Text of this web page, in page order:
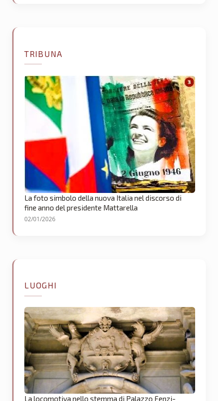
TRIBUNA
La foto simbolo della nuova Italia nel discorso di
fine anno del presidente Mattarella
02/01/2026
LUOGHI
La locomotiva nello stemma di Palazzo Fenzi-